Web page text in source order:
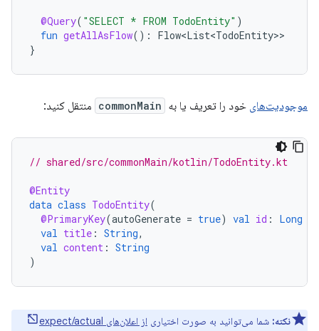
@Query( "SELECT * FROM TodoEntity" )
fun getAllAsFlow(): Flow<List<TodoEntity>
}
موجودیت‌های خود را تعریف یا به commonMain منتقل کنید:
// shared/src/commonMain/kotlin/TodoEntity.kt
@Entity
data class TodoEntity(
@PrimaryKey(autoGenerate = true) val id : Long
val title : String,
val content : String
)
نکته: شما می‌توانید به صورت اختیاری از اعلان‌های expect/actual